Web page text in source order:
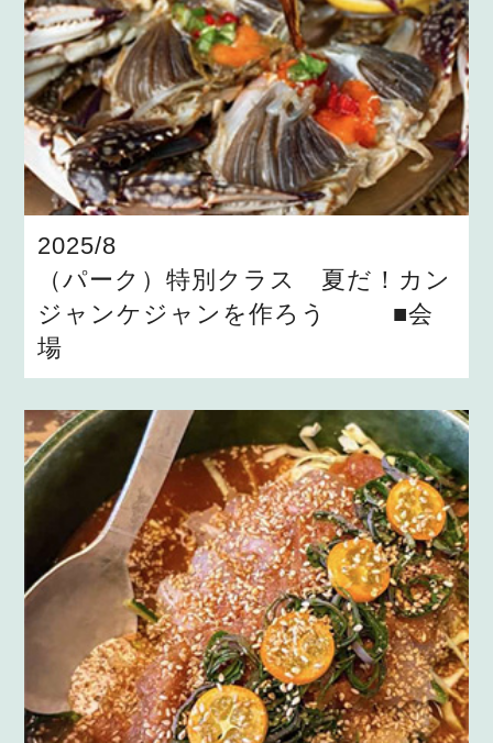
2025/8
（パーク）特別クラス 夏だ！カン
ジャンケジャンを作ろう ■会
場